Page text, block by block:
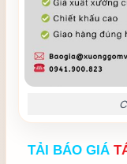
TẢI BÁO GIÁ